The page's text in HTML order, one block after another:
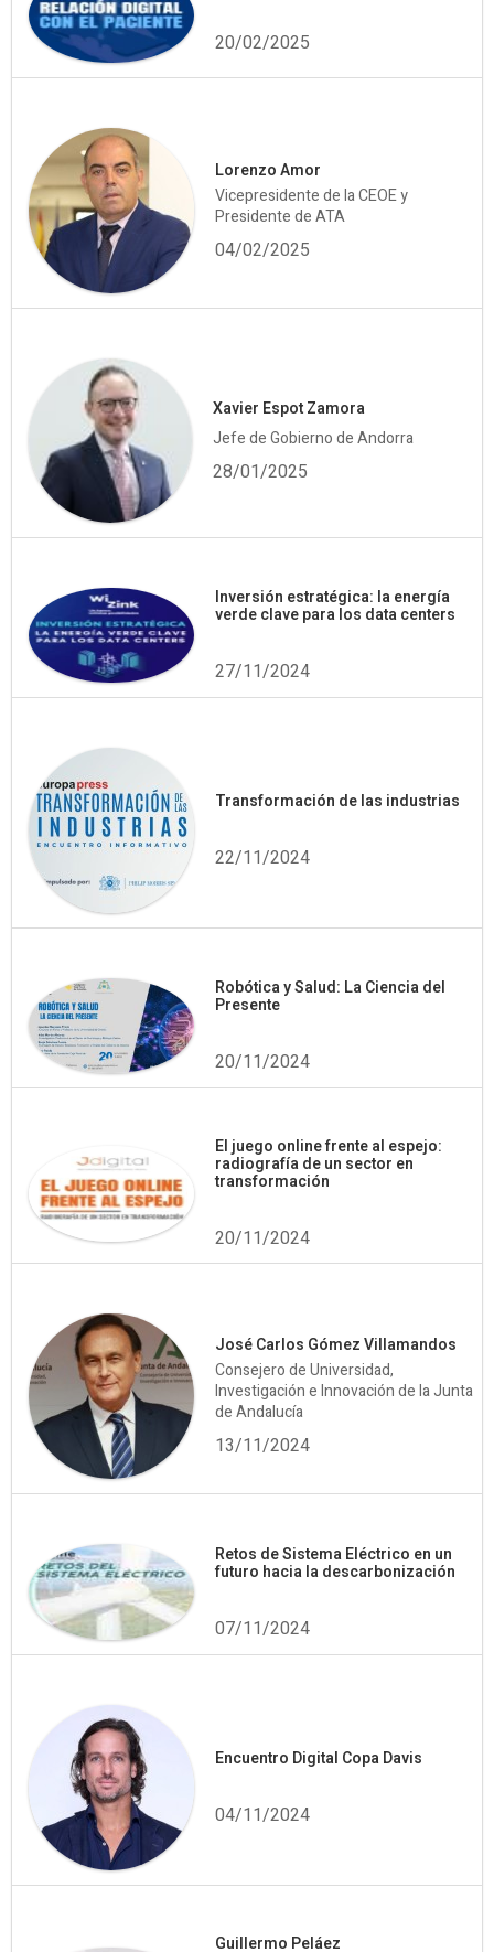
20/02/2025
Lorenzo Amor
Vicepresidente de la CEOE y
Presidente de ATA
04/02/2025
Xavier Espot Zamora
Jefe de Gobierno de Andorra
28/01/2025
Inversión estratégica: la energía
verde clave para los data centers
27/11/2024
Transformación de las industrias
22/11/2024
Robótica y Salud: La Ciencia del
Presente
20/11/2024
El juego online frente al espejo:
radiografía de un sector en
transformación
20/11/2024
José Carlos Gómez Villamandos
Consejero de Universidad,
Investigación e Innovación de la Junta
de Andalucía
13/11/2024
Retos de Sistema Eléctrico en un
futuro hacia la descarbonización
07/11/2024
Encuentro Digital Copa Davis
04/11/2024
Guillermo Peláez